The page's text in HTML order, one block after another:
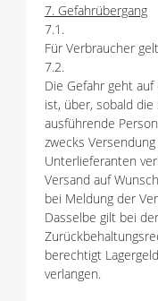
7. Gefahrübergang
7.1.
Für Verbraucher
7.2.
Die Gefahr geht
ist, über, sobald
ausführende
zwecks
Unterlieferanten
Versand auf
bei Meldung der
Dasselbe gilt bei
berechtigt
verlangen.